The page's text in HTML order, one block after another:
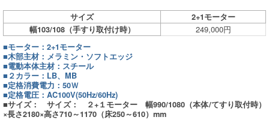
サイズ
2+1モーター
幅103/108（手すり取付け時）
249,000円
■モーター：2+1モーター
■木部主材：メラミン・ソフトエッジ
■電動本体主材：スチール
■２カラー：LB、MB
■定格消費電力：50Ｗ
■定格電圧：AC100V(50Hz/60Hz)
■サイズ： サイズ： ２+１モーター 幅990/1080（本体/てすり取付時）
×長さ2180×高さ710～1170（床250～610）mm